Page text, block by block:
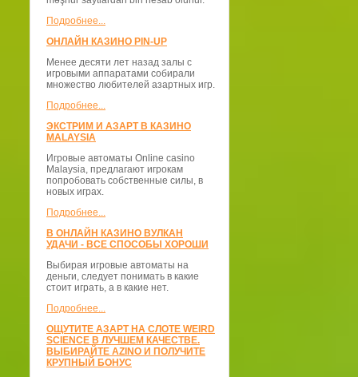
Подробнее...
ОНЛАЙН КАЗИНО PIN-UP
Менее десяти лет назад залы с
игровыми аппаратами собирали
множество любителей азартных игр.
Подробнее...
ЭКСТРИМ И АЗАРТ В КАЗИНО
MALAYSIA
Игровые автоматы Online casino
Malaysia, предлагают игрокам
попробовать собственные силы, в
новых играх.
Подробнее...
В ОНЛАЙН КАЗИНО ВУЛКАН
УДАЧИ - ВСЕ СПОСОБЫ ХОРОШИ
Выбирая игровые автоматы на
деньги, следует понимать в какие
стоит играть, а в какие нет.
Подробнее...
ОЩУТИТЕ АЗАРТ НА СЛОТЕ WEIRD
SCIENCE В ЛУЧШЕМ КАЧЕСТВЕ.
ВЫБИРАЙТЕ AZINO И ПОЛУЧИТЕ
КРУПНЫЙ БОНУС